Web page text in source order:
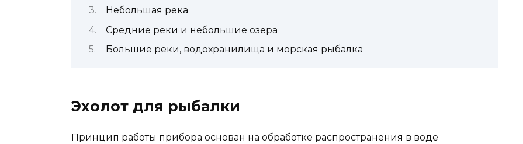
Небольшая река
Средние реки и небольшие озера
Большие реки, водохранилища и морская рыбалка
Эхолот для рыбалки
Принцип работы прибора основан на обработке распространения в воде